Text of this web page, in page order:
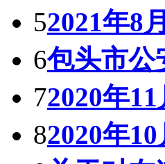
52021年8
6包头市公
72020年
82020年